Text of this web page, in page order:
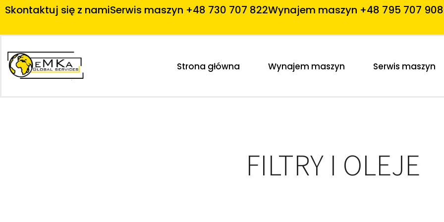
Skontaktuj się z namiSerwis maszyn +48 730 707 822Wynajem maszyn +48 795 707 908
Strona główna Wynajem maszyn Serwis maszyn
FILTRY I OLEJE